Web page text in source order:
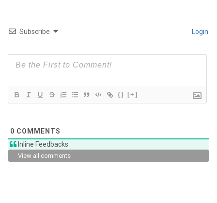
Subscribe Login
{} [+]
0 COMMENTS
Inline Feedbacks
View all comments